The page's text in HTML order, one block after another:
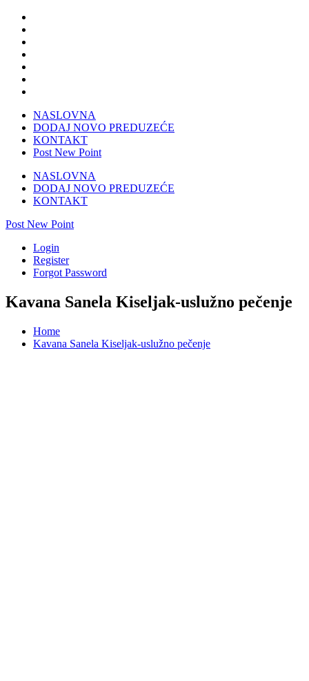
NASLOVNA
DODAJ NOVO PREDUZEĆE
KONTAKT
Post New Point
NASLOVNA
DODAJ NOVO PREDUZEĆE
KONTAKT
Post New Point
Login
Register
Forgot Password
Kavana Sanela Kiseljak-uslužno pečenje
Home
Kavana Sanela Kiseljak-uslužno pečenje